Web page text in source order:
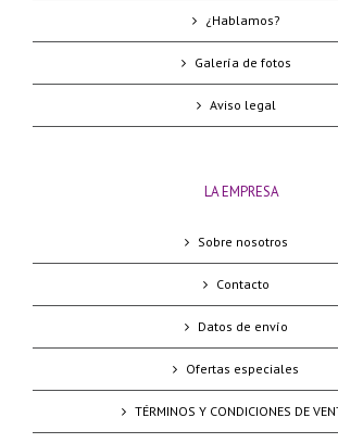
¿Hablamos?
Galería de fotos
Aviso legal
LA EMPRESA
Sobre nosotros
Contacto
Datos de envío
Ofertas especiales
TÉRMINOS Y CONDICIONES DE